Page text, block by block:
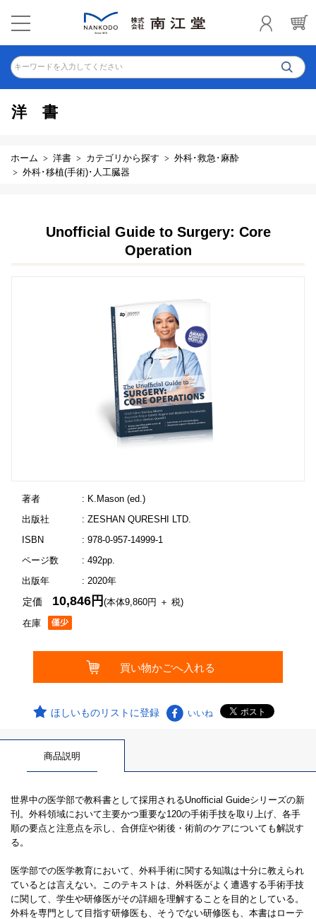
キーワードを入力してください
洋書
ホーム 洋書 カテゴリから探す
外科･救急･麻酔
外科･移植(手術)･人工臓器
Unofficial Guide to Surgery: Core
Operation
著者
: K.Mason (ed.)
出版社
: ZESHAN QURESHI LTD.
ISBN
: 978-0-957-14999-1
ページ数
: 492pp.
出版年
: 2020年
在庫
定価 10,846円(本体9,860円 ＋ 税)
ほしいものリストに登録 いいね
商品説明
世界中の医学部で教科書として採用されるUnofficial Guideシリーズの新
刊。外科領域において主要かつ重要な120の手術手技を取り上げ、各手
順の要点と注意点を示し、合併症や術後・術前のケアについても解説す
る。
医学部での医学教育において、外科手術に関する知識は十分に教えられ
ているとは言えない。このテキストは、外科医がよく遭遇する手術手技
に関して、学生や研修医がその詳細を理解することを目的としている。
外科を専門として目指す研修医も、そうでない研修医も、本書はローテ